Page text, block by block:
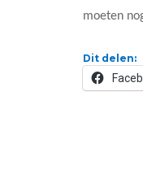
moeten
Dit delen: